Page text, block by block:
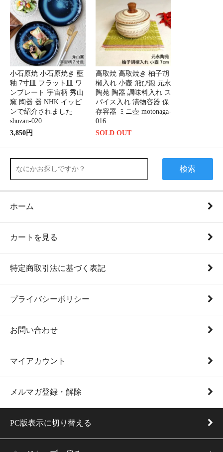
小石原焼 小石原焼き 藍
釉 7寸皿 フラット皿 ワ
ンプレート 宇宙柄 秀山
窯 陶器 器 NHK イッピ
ンで紹介されました
shuzan-020
3,850円
高取焼 高取焼き 柚子胡
椒入れ 小壺 飛び鉋 元永
陶苑 陶器 調味料入れ ス
パイス入れ 漬物容器 保
存容器 ミニ壺 motonaga-
016
SOLD OUT
検索
ホーム
カートを見る
特定商取引法に基づく表記
プライバシーポリシー
お問い合わせ
マイアカウント
メルマガ登録・解除
PC版表示に切り替える